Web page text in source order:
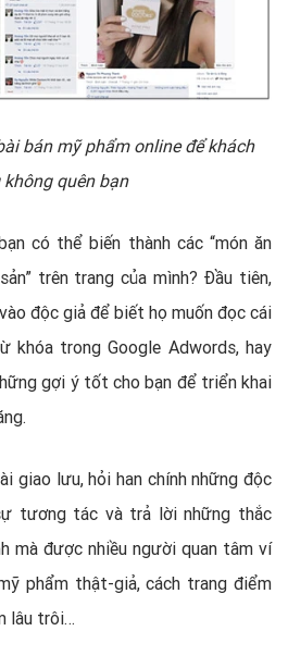
bán mỹ phẩm online để khách
không quên bạn
có thể biến thành các “món ăn
trên trang của mình? Đầu tiên,
độc giả để biết họ muốn đọc cái
khóa trong Google Adwords, hay
gợi ý tốt cho bạn để triển khai
giao lưu, hỏi han chính những độc
tương tác và trả lời những thắc
mà được nhiều người quan tâm ví
phẩm thật-giả, cách trang điểm
lâu trôi…